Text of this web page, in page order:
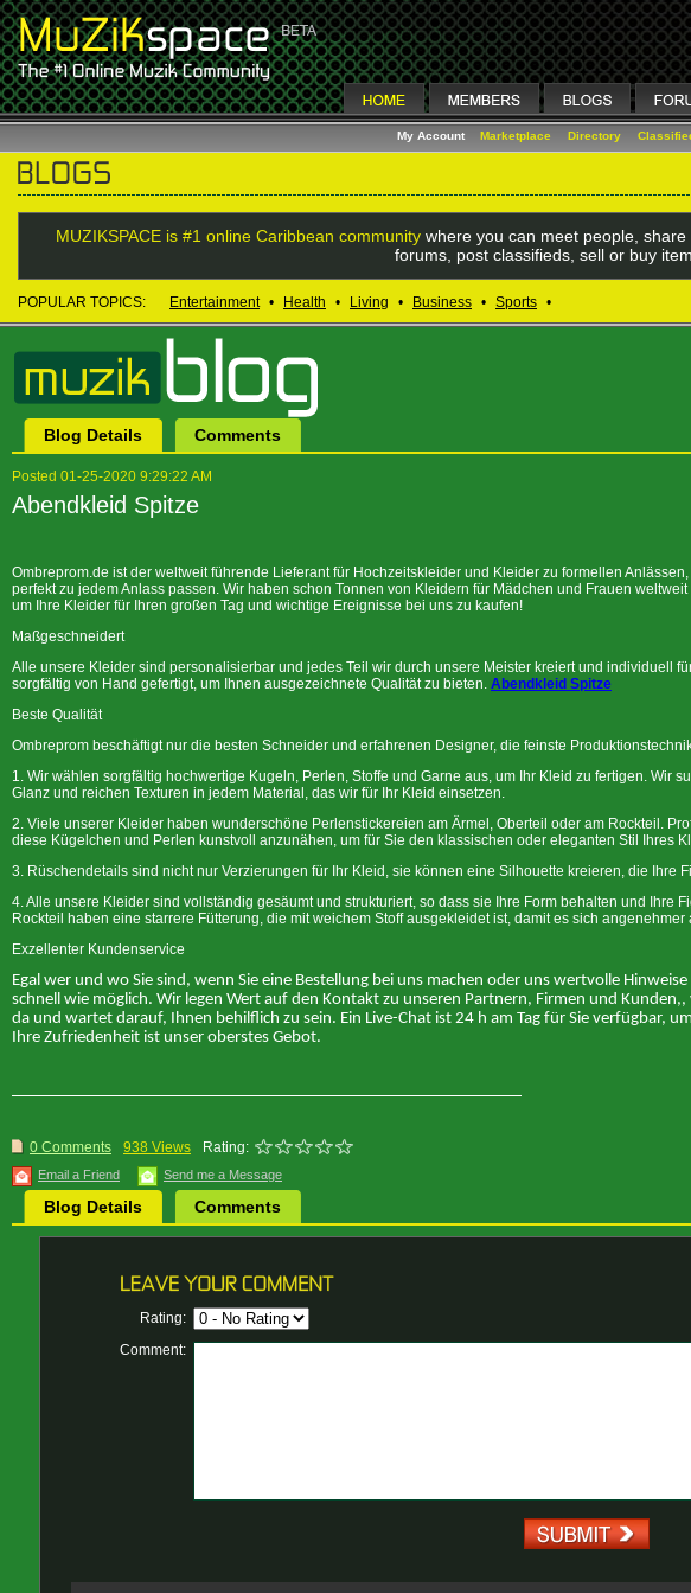
My Account Marketplace Directory
MUZIKSPACE is #1 online Caribbean communitywhere you can meet people, share
forums, post classifieds, sell or buy
POPULAR TOPICS: Entertainment • Health • Living • Business • Sports •
Blog Details Comments
Posted 01-25-2020 9:29:22 AM
Abendkleid Spitze
Ombreprom.de ist der weltweit führende Lieferant für Hochzeitskleider und Kleider zu formellen
perfekt zu jedem Anlass passen. Wir haben schon Tonnen von Kleidern für Mädchen und Frauen
um Ihre Kleider für Ihren großen Tag und wichtige Ereignisse bei uns zu kaufen!
Maßgeschneidert
Alle unsere Kleider sind personalisierbar und jedes Teil wir durch unsere Meister kreiert und individuell
sorgfältig von Hand gefertigt, um Ihnen ausgezeichnete Qualität zu bieten. Abendkleid Spitze
Beste Qualität
Ombreprom beschäftigt nur die besten Schneider und erfahrenen Designer, die feinste
1. Wir wählen sorgfältig hochwertige Kugeln, Perlen, Stoffe und Garne aus, um Ihr Kleid zu fertigen. Wir
Glanz und reichen Texturen in jedem Material, das wir für Ihr Kleid einsetzen.
2. Viele unserer Kleider haben wunderschöne Perlenstickereien am Ärmel, Oberteil oder am Rockteil.
diese Kügelchen und Perlen kunstvoll anzunähen, um für Sie den klassischen oder eleganten Stil Ihres
3. Rüschendetails sind nicht nur Verzierungen für Ihr Kleid, sie können eine Silhouette kreieren, die Ihre
4. Alle unsere Kleider sind vollständig gesäumt und strukturiert, so dass sie Ihre Form behalten und Ihre
Rockteil haben eine starrere Fütterung, die mit weichem Stoff ausgekleidet ist, damit es sich angenehmer
Exzellenter Kundenservice
Egal wer und wo Sie sind, wenn Sie eine Bestellung bei uns machen oder uns wertvolle
schnell wie möglich. Wir legen Wert auf den Kontakt zu unseren Partnern, Firmen und
da und wartet darauf, Ihnen behilflich zu sein. Ein Live-Chat ist 24 h am Tag für Sie verfügbar,
Ihre Zufriedenheit ist unser oberstes Gebot.
0 Comments 938 Views Rating:
Email a Friend Send me a Message
Blog Details Comments
Rating:
Comment: